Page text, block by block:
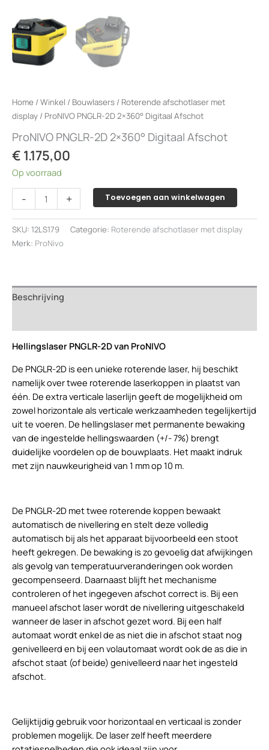
Home /Winkel / Bouwlasers / Roterende afschotlaser met
display / ProNIVO PNGLR-2D 2×360° Digitaal Afschot
ProNIVO PNGLR-2D 2×360° Digitaal Afschot
€ 1.175,00
Op voorraad
-
PNGLR-
2D
2x360°
Digitaal
+ Toevoegen aan winkelwagen
SKU: 12LS179 Categorie: Roterende afschotlaser met display
Merk: ProNivo
Beschrijving
Hellingslaser PNGLR-2D van ProNIVO
De PNGLR-2D is een unieke roterende laser, hij beschikt
namelijk over twee roterende laserkoppen in plaatst van
één. De extra verticale laserlijn geeft de mogelijkheid om
zowel horizontale als verticale werkzaamheden tegelijkertijd
uit te voeren. De hellingslaser met permanente bewaking
van de ingestelde hellingswaarden (+/- 7%) brengt
duidelijke voordelen op de bouwplaats. Het maakt indruk
met zijn nauwkeurigheid van 1 mm op 10 m.
De PNGLR-2D met twee roterende koppen bewaakt
automatisch de nivellering en stelt deze volledig
automatisch bij als het apparaat bijvoorbeeld een stoot
heeft gekregen. De bewaking is zo gevoelig dat afwijkingen
als gevolg van temperatuurveranderingen ook worden
gecompenseerd. Daarnaast blijft het mechanisme
controleren of het ingegeven afschot correct is. Bij een
manueel afschot laser wordt de nivellering uitgeschakeld
wanneer de laser in afschot gezet word. Bij een half
automaat wordt enkel de as niet die in afschot staat nog
genivelleerd en bij een volautomaat wordt ook de as die in
afschot staat (of beide) genivelleerd naar het ingesteld
afschot.
Gelijktijdig gebruik voor horizontaal en verticaal is zonder
problemen mogelijk. De laser zelf heeft meerdere